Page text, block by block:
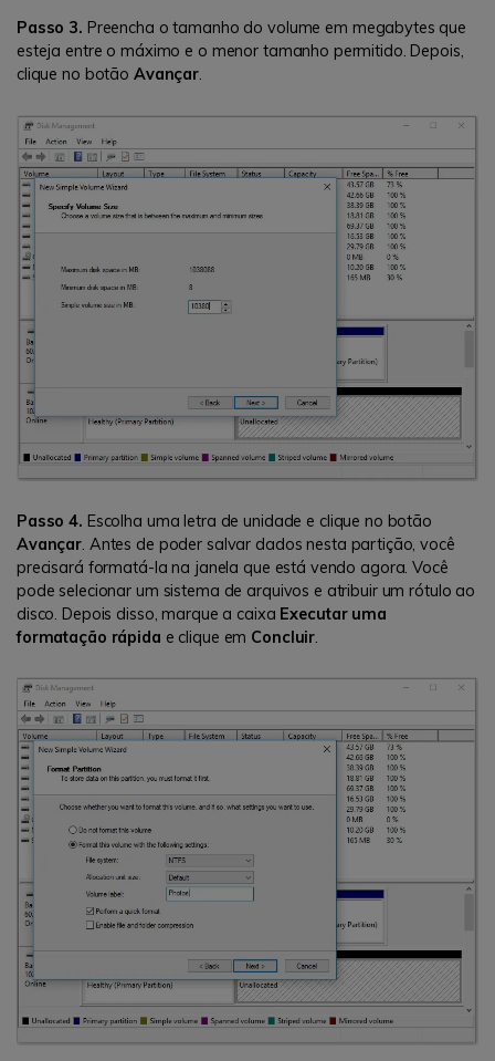
Passo 3. Preencha o tamanho do volume em megabytes que
esteja entre o máximo e o menor tamanho permitido. Depois,
clique no botão Avançar.
Passo 4. Escolha uma letra de unidade e clique no botão
Avançar. Antes de poder salvar dados nesta partição, você
precisará formatá-la na janela que está vendo agora. Você
pode selecionar um sistema de arquivos e atribuir um rótulo ao
disco. Depois disso, marque a caixa Executar uma
formatação rápida e clique em Concluir.